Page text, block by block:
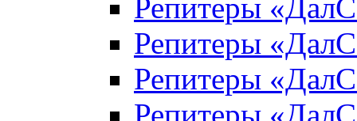
Репитеры
Репитеры
Репитеры